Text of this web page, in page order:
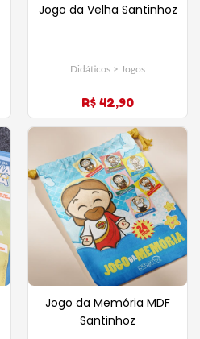
Jogo da Velha Santinhoz
Didáticos > Jogos
R$ 42,90
Jogo da Memória MDF
Santinhoz